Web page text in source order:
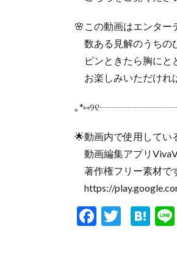
🌸この動画はエンター
数ある見解のうちの
ピンときたら胸にと
お楽しみいただけれ
｡
🌟動画内で使用してい
動画編集アプリ
著作権フリー素材で
https://
F
T
H